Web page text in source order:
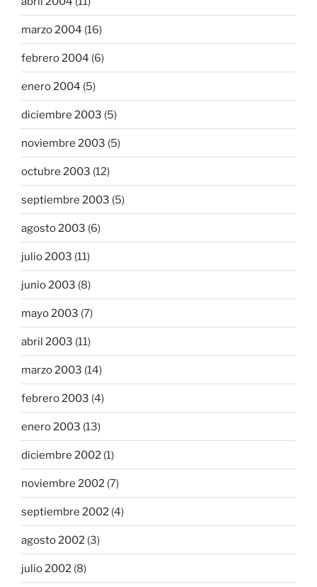
marzo 2004 (16)
febrero 2004 (6)
enero 2004 (5)
diciembre 2003 (5)
noviembre 2003 (5)
octubre 2003 (12)
septiembre 2003 (5)
agosto 2003 (6)
julio 2003 (11)
junio 2003 (8)
mayo 2003 (7)
abril 2003 (11)
marzo 2003 (14)
febrero 2003 (4)
enero 2003 (13)
diciembre 2002 (1)
noviembre 2002 (7)
septiembre 2002 (4)
agosto 2002 (3)
julio 2002 (8)